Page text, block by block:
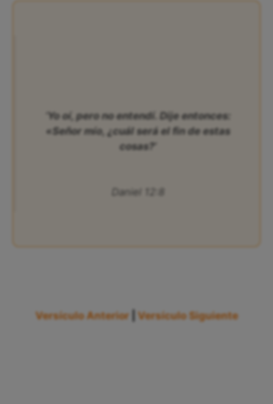
‘Yo oí, pero no entendí. Dije entonces:
«Señor mío, ¿cuál será el fin de estas
cosas?’
Daniel 12:8
Versículo Anterior Versículo Siguiente